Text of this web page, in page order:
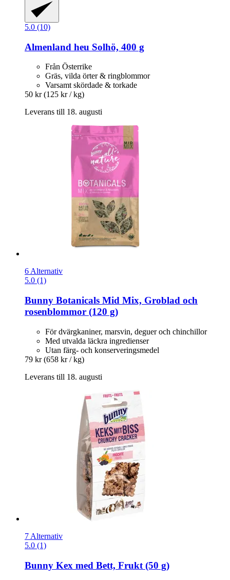
5.0 (10)
Almenland heu Solhö, 400 g
Från Österrike
Gräs, vilda örter & ringblommor
Varsamt skördade & torkade
50 kr (125 kr / kg)
Leverans till 18. augusti
6 Alternativ
5.0 (1)
Bunny Botanicals Mid Mix, Groblad och
rosenblommor (120 g)
För dvärgkaniner, marsvin, deguer och chinchillor
Med utvalda läckra ingredienser
Utan färg- och konserveringsmedel
79 kr (658 kr / kg)
Leverans till 18. augusti
7 Alternativ
5.0 (1)
Bunny Kex med Bett, Frukt (50 g)